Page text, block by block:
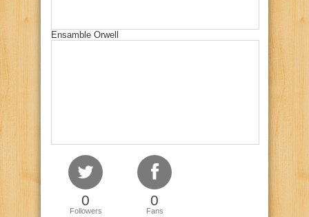
Ensamble Orwell
0
Followers
0
Fans